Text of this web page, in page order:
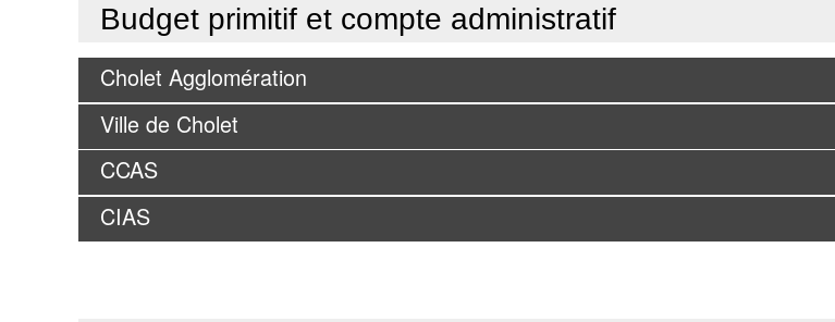
Budget primitif et compte administratif
Cholet Agglomération
Ville de Cholet
CCAS
CIAS